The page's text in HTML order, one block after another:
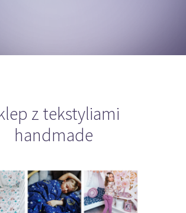
z tekstyliami
handmade